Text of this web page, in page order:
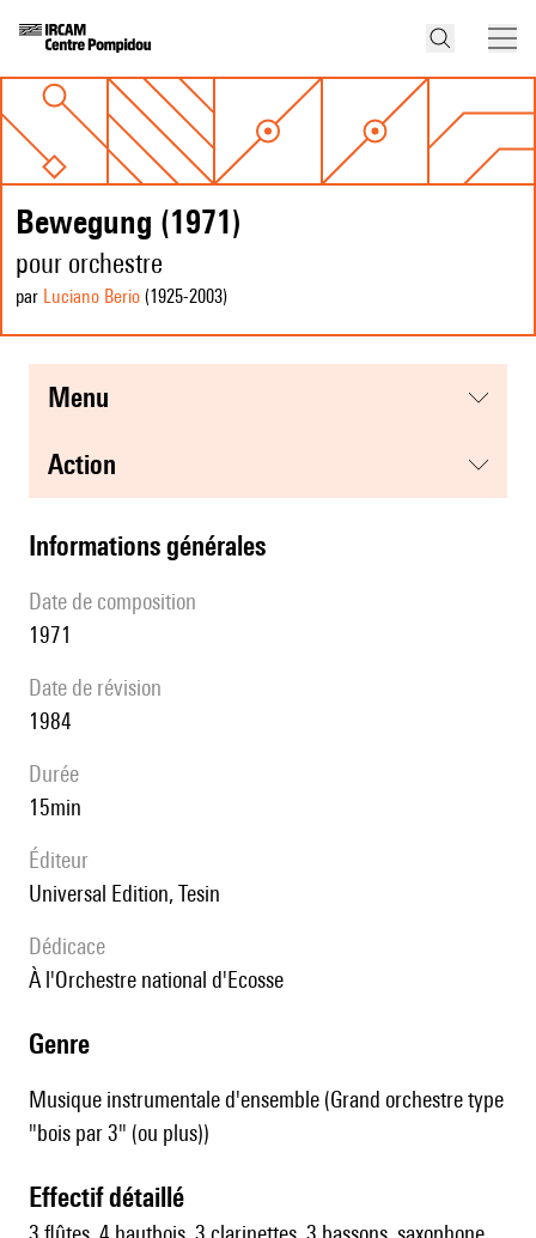
Bewegung (1971)
pour orchestre
par Luciano Berio (1925-2003)
menu
action
informations générales
date de composition
1971
date de révision
1984
durée
15min
éditeur
Universal Edition, Tesin
Dédicace
à l'Orchestre national d'Ecosse
genre
Musique instrumentale d'ensemble (Grand orchestre type
"bois par 3" (ou plus))
effectif détaillé